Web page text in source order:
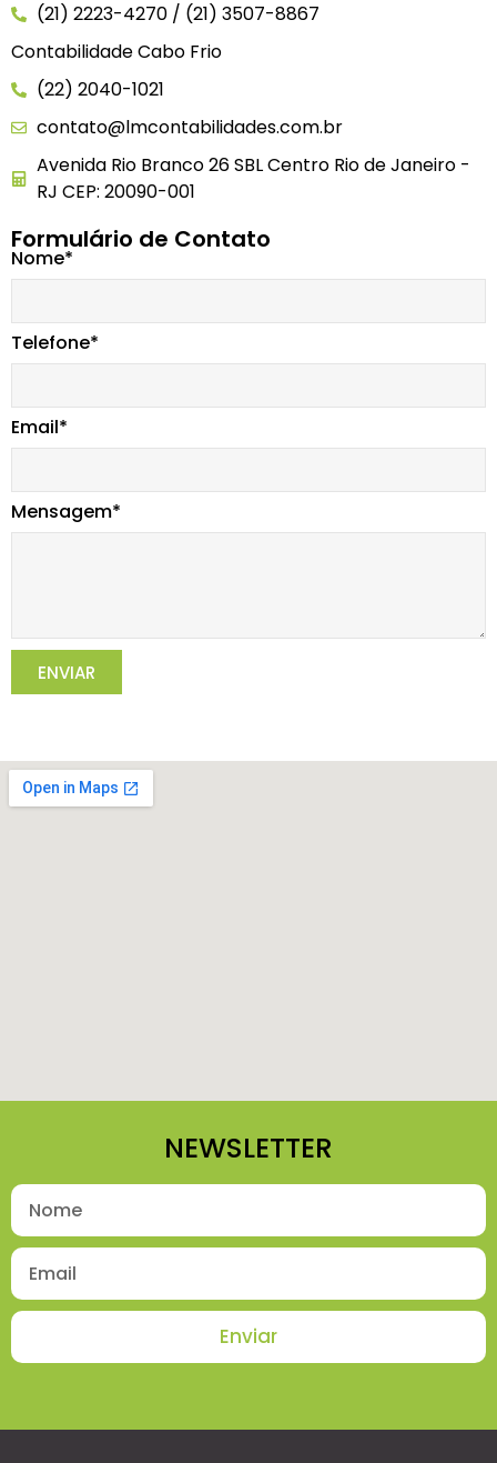
(21) 2223-4270 / (21) 3507-8867
Contabilidade Cabo Frio
(22) 2040-1021
contato@lmcontabilidades.com.br
Avenida Rio Branco 26 SBL Centro Rio de Janeiro -
RJ CEP: 20090-001
Formulário de Contato
Nome*
Telefone*
Email*
Mensagem*
ENVIAR
NEWSLETTER
Enviar